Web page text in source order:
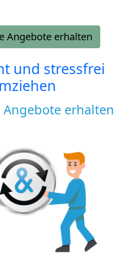
Angebote erhalten
und stressfrei
Angebote erhalten